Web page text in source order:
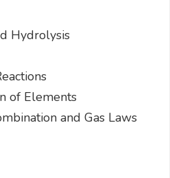
Hydrolysis
of Elements
and Gas Laws